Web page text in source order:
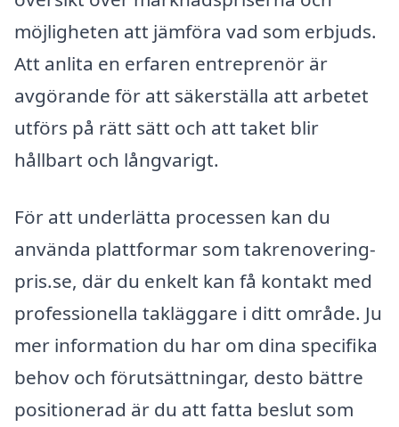
möjligheten att jämföra vad som erbjuds.
Att anlita en erfaren entreprenör är
avgörande för att säkerställa att arbetet
utförs på rätt sätt och att taket blir
hållbart och långvarigt.
För att underlätta processen kan du
använda plattformar som takrenovering-
pris.se, där du enkelt kan få kontakt med
professionella takläggare i ditt område. Ju
mer information du har om dina specifika
behov och förutsättningar, desto bättre
positionerad är du att fatta beslut som